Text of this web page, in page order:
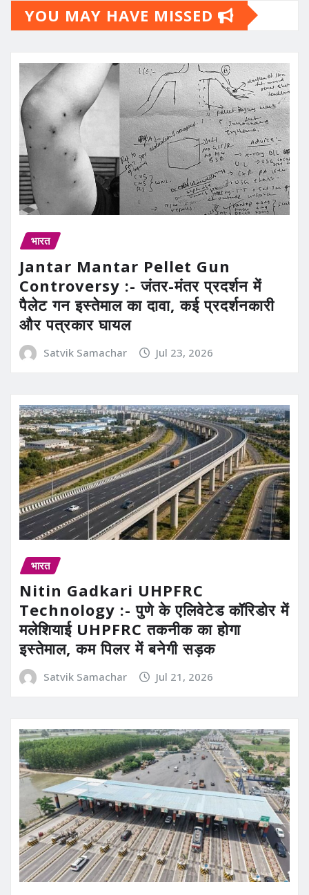
YOU MAY HAVE MISSED
भारत
Jantar Mantar Pellet Gun
Controversy :- जंतर-मंतर प्रदर्शन में
पैलेट गन इस्तेमाल का दावा, कई प्रदर्शनकारी
और पत्रकार घायल
Satvik Samachar Jul 23, 2026
भारत
Nitin Gadkari UHPFRC
Technology :- पुणे के एलिवेटेड कॉरिडोर में
मलेशियाई UHPFRC तकनीक का होगा
इस्तेमाल, कम पिलर में बनेगी सड़क
Satvik Samachar Jul 21, 2026